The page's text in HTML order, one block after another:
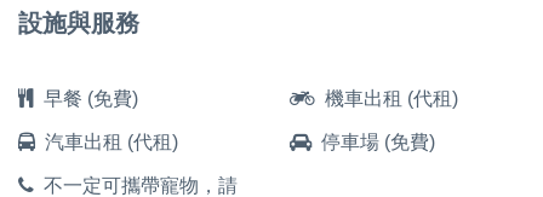
設施與服務
早餐 (免費) 機車出租 (代租)
汽車出租 (代租) 停車場 (免費)
不一定可攜帶寵物，請